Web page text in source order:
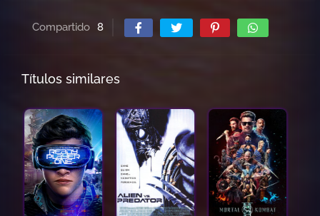
Compartido 8
Títulos similares